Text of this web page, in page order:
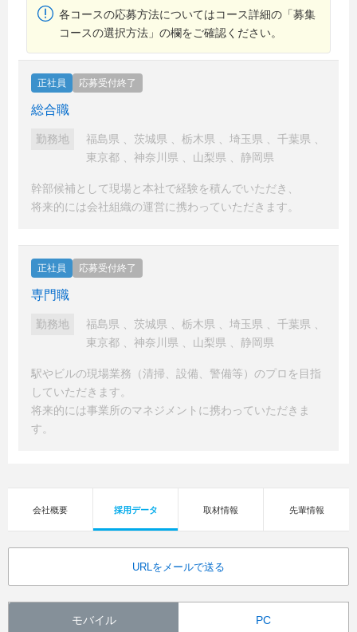
各コースの応募方法についてはコース詳細の「募集
コースの選択方法」の欄をご確認ください。
正社員 応募受付終了
総合職
勤務地 福島県 茨城県 栃木県 埼玉県 千葉県
東京都
神奈川県 山梨県 静岡県
幹部候補として現場と本社で経験を積んでいただき、
将来的には会社組織の運営に携わっていただきます。
正社員 応募受付終了
専門職
勤務地 福島県 茨城県 栃木県 埼玉県 千葉県
東京都
神奈川県 山梨県 静岡県
駅やビルの現場業務（清掃、設備、警備等）のプロを目指
していただきます。
将来的には事業所のマネジメントに携わっていただきま
す。
会社概要 採用データ 取材情報 先輩情報
URLをメールで送る
モバイル PC